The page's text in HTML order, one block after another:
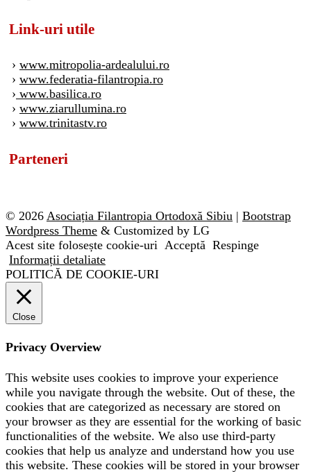
Link-uri utile
› www.mitropolia-ardealului.ro
› www.federatia-filantropia.ro
› www.basilica.ro
› www.ziarullumina.ro
› www.trinitastv.ro
Parteneri
© 2026 Asociația Filantropia Ortodoxă Sibiu | Bootstrap
Wordpress Theme & Customized by LG
Acest site folosește cookie-uri Acceptă Respinge
Informații detaliate
POLITICĂ DE COOKIE-URI
Close
Privacy Overview
This website uses cookies to improve your experience
while you navigate through the website. Out of these, the
cookies that are categorized as necessary are stored on
your browser as they are essential for the working of basic
functionalities of the website. We also use third-party
cookies that help us analyze and understand how you use
this website. These cookies will be stored in your browser